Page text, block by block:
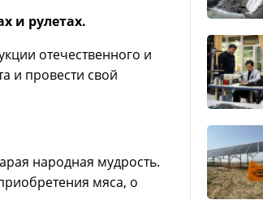
и рулетах.
отечественного и
и провести свой
народная мудрость.
мяса, о